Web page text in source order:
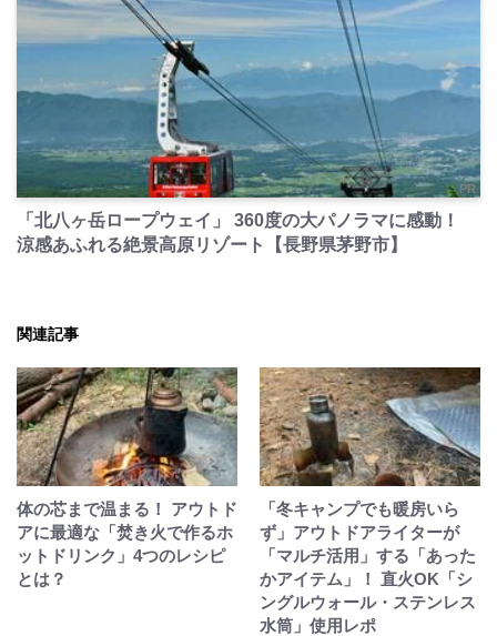
PR
「北八ヶ岳ロープウェイ」 360度の大パノラマに感動！
涼感あふれる絶景高原リゾート【長野県茅野市】
関連記事
体の芯まで温まる！ アウトド
アに最適な「焚き火で作るホ
ットドリンク」4つのレシピ
とは？
「冬キャンプでも暖房いら
ず」アウトドアライターが
「マルチ活用」する「あった
かアイテム」！ 直火OK「シ
ングルウォール・ステンレス
水筒」使用レポ